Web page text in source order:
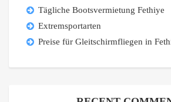
Tägliche Bootsvermietung Fethiye
Extremsportarten
Preise für Gleitschirmfliegen in